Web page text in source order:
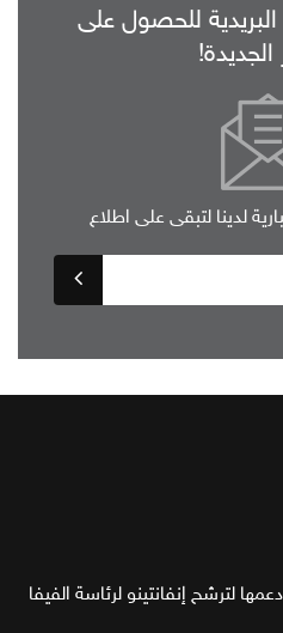
للحصول على
الجديدة!
لدينا لتبقى على اطلاع
لترشح إنفانتينو لرئاسة الفيفا